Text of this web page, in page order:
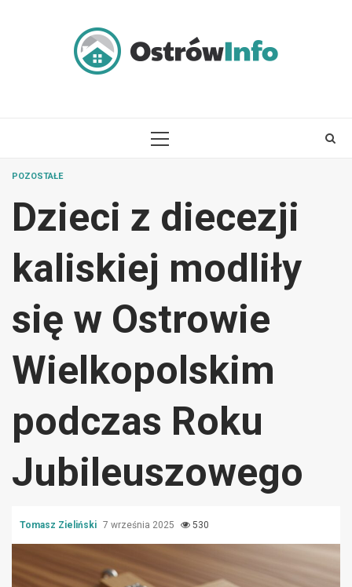
PRIMARY
POZOSTAŁE
Dzieci z diecezji
kaliskiej modliły
się w Ostrowie
Wielkopolskim
podczas Roku
Jubileuszowego
Tomasz Zieliński 7 września 2025 530